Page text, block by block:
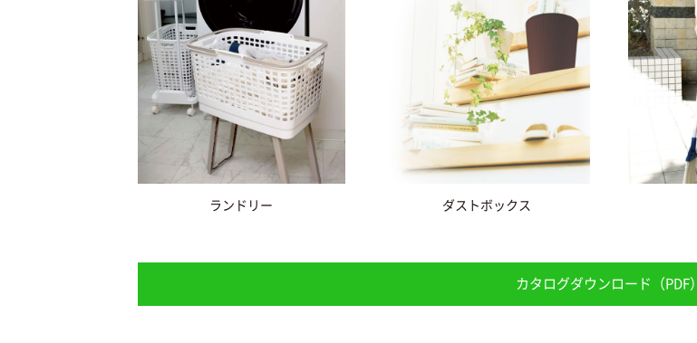
ランドリー ダストボックス
カタログダウンロード（PDF）